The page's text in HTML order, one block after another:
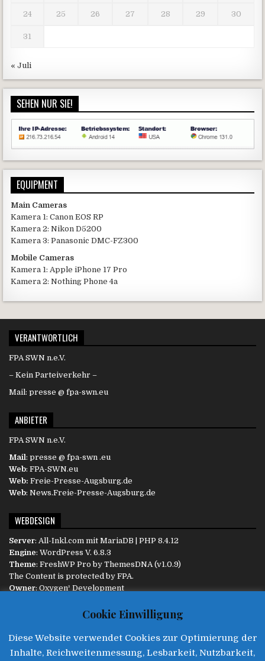
24 25 26 27 28 29 30
31
« Juli
SEHEN NUR SIE!
EQUIPMENT
Main Cameras
Kamera 1: Canon EOS RP
Kamera 2: Nikon D5200
Kamera 3: Panasonic DMC-FZ300
Mobile Cameras
Kamera 1: Apple iPhone 17 Pro
Kamera 2: Nothing Phone 4a
VERANTWORTLICH
FPA SWN n.e.V.
– Kein Parteiverkehr –
Mail: presse @ fpa-swn.eu
ANBIETER
FPA SWN n.e.V.
Mail : presse @ fpa-swn .eu
Web: FPA-SWN.eu
Web: Freie-Presse-Augsburg.de
Web: News.Freie-Presse-Augsburg.de
WEBDESIGN
Server: All-Inkl.com mit MariaDB | PHP 8.4.12
Engine: WordPress V. 6.8.3
Theme: FreshWP Pro by ThemesDNA(v1.0.9)
The Content is protected by FPA.
Owner: Oxygen³ Development
INFORMATIONEN
Cookie Einwilligung
Diese Website verwendet Cookies zur Optimierung der
Inhalte, Reichweitenmessung, Lesbarkeit, Nutzbarkeit,